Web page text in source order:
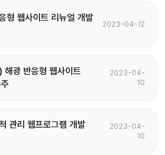
형 웹사이트 리뉴얼 개발
2023-04-12
해광 반응형 웹사이트
2023-04-
10
관리 웹프로그램 개발
2023-04-
10